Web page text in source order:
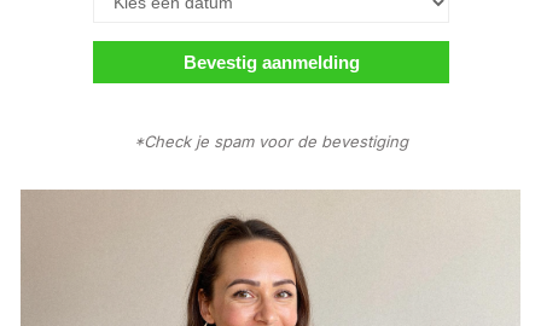
*Check je spam voor de bevestiging